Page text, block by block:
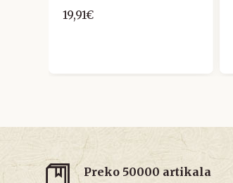
19,91€
Preko 50000 artikala